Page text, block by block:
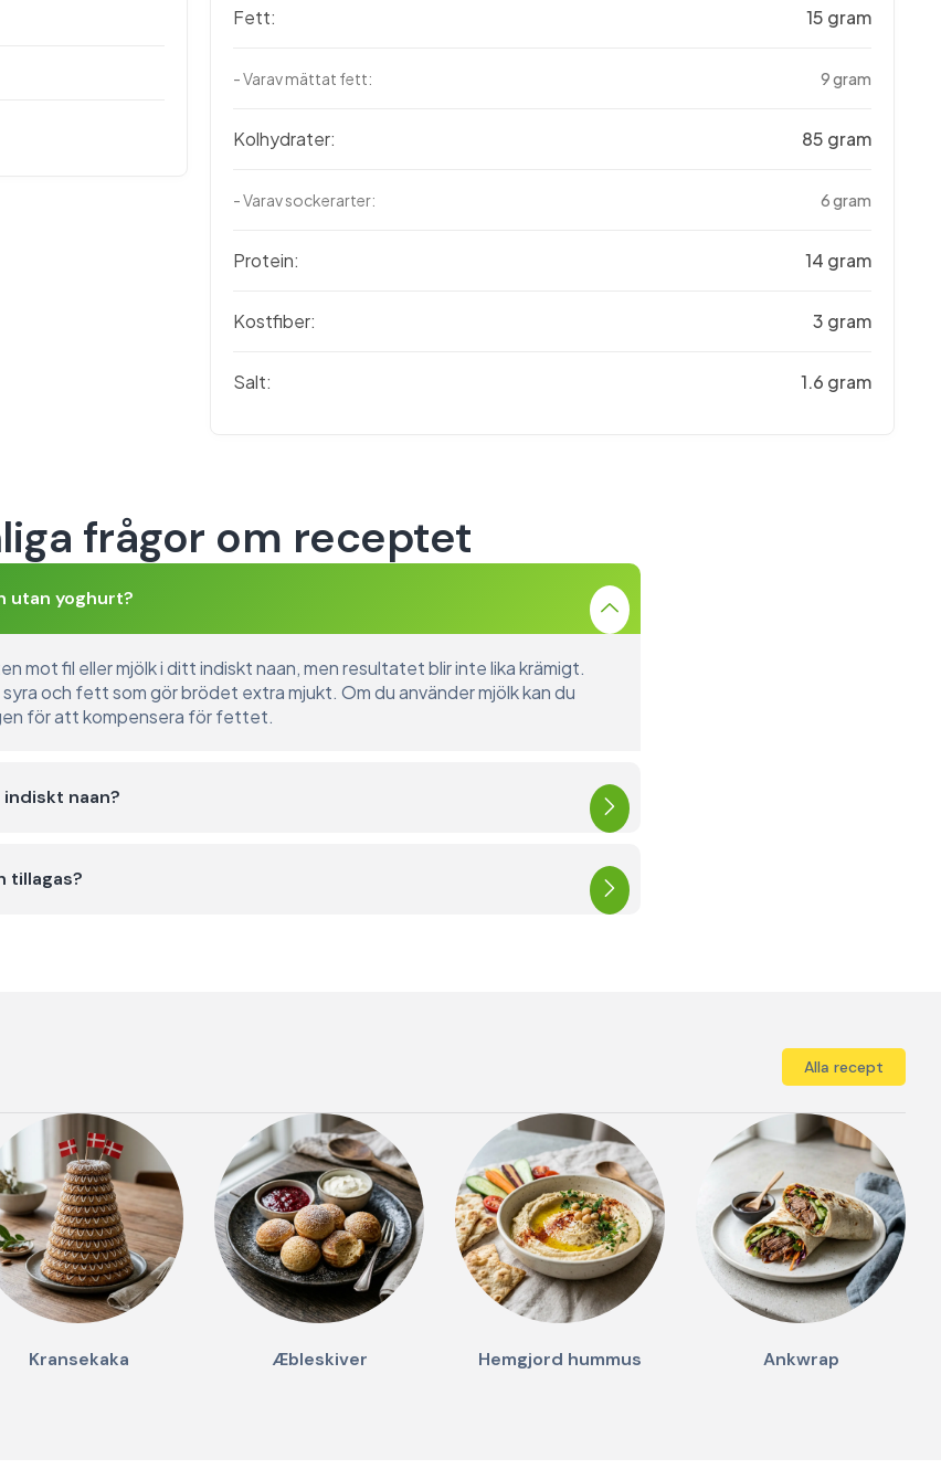
Fett: 15 gram
- Varav mättat fett: 9 gram
Kolhydrater: 85 gram
- Varav sockerarter: 6 gram
Protein: 14 gram
Kostfiber: 3 gram
Salt: 1.6 gram
frågor om receptet
utan yoghurt?
mot fil eller mjölk i ditt indiskt naan, men resultatet blir inte lika krämigt.
och fett som gör brödet extra mjukt. Om du använder mjölk kan du
för att kompensera för fettet.
naan?
tillagas?
Alla recept
Kransekaka Æbleskiver Hemgjord hummus Ankwrap